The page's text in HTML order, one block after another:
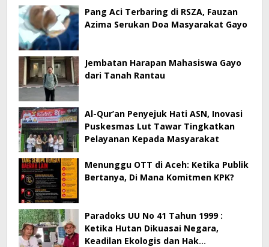
Pang Aci Terbaring di RSZA, Fauzan
Azima Serukan Doa Masyarakat Gayo
Jembatan Harapan Mahasiswa Gayo
dari Tanah Rantau
Al-Qur’an Penyejuk Hati ASN, Inovasi
Puskesmas Lut Tawar Tingkatkan
Pelayanan Kepada Masyarakat
Menunggu OTT di Aceh: Ketika Publik
Bertanya, Di Mana Komitmen KPK?
Paradoks UU No 41 Tahun 1999 :
Ketika Hutan Dikuasai Negara,
Keadilan Ekologis dan Hak